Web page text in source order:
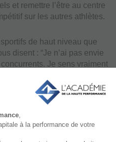
et remettre l’être au centre
sur les autres athlètes.
de haut niveau que
disent : “Je n’ai pas envie
Je sens vraiment
sur eux”.
la dépolarisation, vous vous